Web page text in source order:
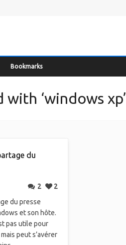
Bookmarks
‘windows xp’
du
2
2
du presse
et son hôte.
pas utile pour
peut s’avérer